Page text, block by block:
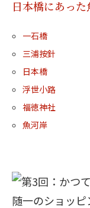
日本橋にあっ
一石橋
三浦按針
日本橋
浮世小路
福徳神社
魚河岸